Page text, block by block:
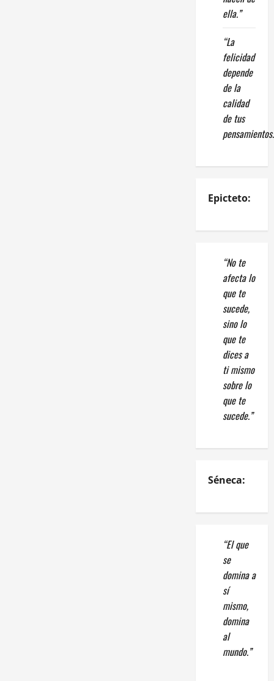
ella.”
“La
felicidad
depende
de la
calidad
de tus
Epicteto:
“No te
afecta lo
que te
sucede,
sino lo
que te
dices a
ti mismo
sobre lo
que te
sucede.”
Séneca:
“El que
se
domina a
sí
mismo,
domina
al
mundo.”